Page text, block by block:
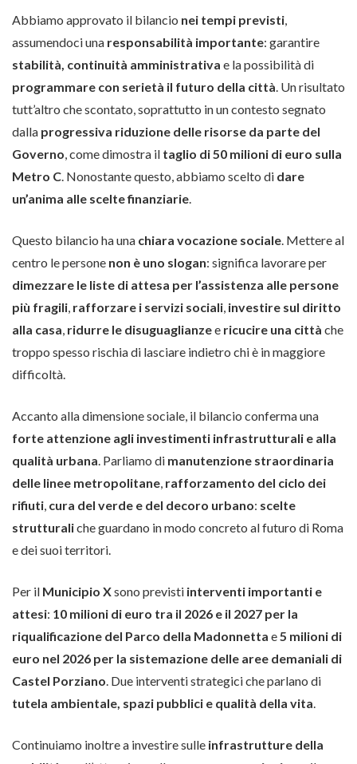
Abbiamo approvato il bilancio nei tempi previsti
assumendoci una responsabilità importante: garantire
stabilità, continuità amministrativa e la possibilità di
programmare con serietà il futuro della città . Un risultato
tutt’altro che scontato, soprattutto in un contesto segnato
dalla progressiva riduzione delle risorse da parte del
Governo , come dimostra il taglio di 50 milioni di euro sulla
Metro C . Nonostante questo, abbiamo scelto di dare
un’anima alle scelte finanziarie
Questo bilancio ha una chiara vocazione sociale . Mettere al
centro le persone non è uno slogan: significa lavorare per
dimezzare le liste di attesa per l’assistenza alle persone
più fragili rafforzare i servizi sociali investire sul diritto
alla casa ridurre le disuguaglianzee ricucire una città che
troppo spesso rischia di lasciare indietro chi è in maggiore
difficoltà.
Accanto alla dimensione sociale, il bilancio conferma una
forte attenzione agli investimenti infrastrutturali e alla
qualità urbana . Parliamo di manutenzione straordinaria
delle linee metropolitane rafforzamento del ciclo dei
rifiuti cura del verde e del decoro urbano: scelte
strutturaliche guardano in modo concreto al futuro di Roma
e dei suoi territori.
Per il Municipio Xsono previsti interventi importanti e
attesi: 10 milioni di euro tra il 2026 e il 2027 per la
riqualificazione del Parco della Madonnetta e 5 milioni di
euro nel 2026 per la sistemazione delle aree demaniali di
Castel Porziano . Due interventi strategici che parlano di
tutela ambientale, spazi pubblici e qualità della vita
Continuiamo inoltre a investire sulle infrastrutture della